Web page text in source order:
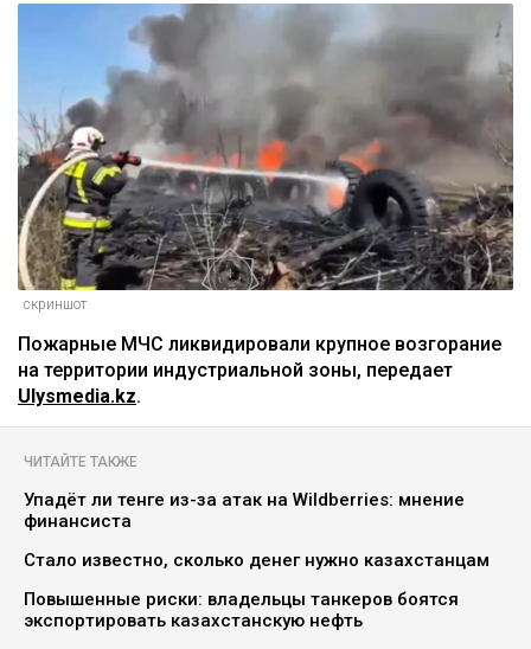
скриншот
Пожарные МЧС ликвидировали крупное возгорание
на территории индустриальной зоны, передает
Ulysmedia.kz.
ЧИТАЙТЕ ТАКЖЕ
Упадёт ли тенге из-за атак на Wildberries: мнение
финансиста
Стало известно, сколько денег нужно казахстанцам
Повышенные риски: владельцы танкеров боятся
экспортировать казахстанскую нефть